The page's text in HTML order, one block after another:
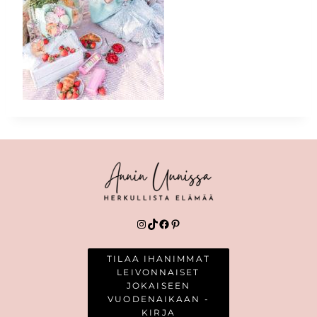
Instagram
TikTok
Facebook
Pinterest
TILAA IHANIMMAT
LEIVONNAISET
JOKAISEEN
VUODENAIKAAN -
KIRJA